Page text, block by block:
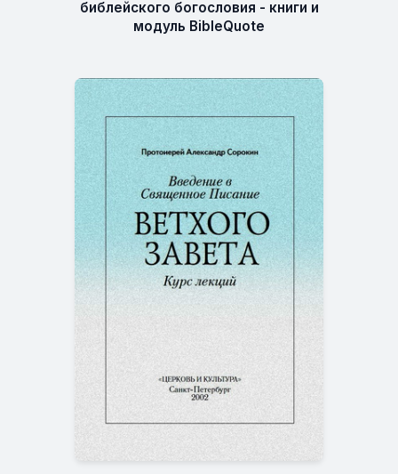
библейского богословия - книги и
модуль BibleQuote